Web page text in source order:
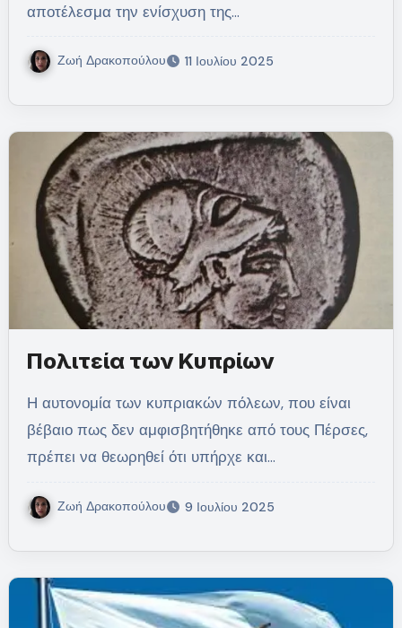
αποτέλεσμα την ενίσχυση της…
Ζωή Δρακοπούλου 11 Ιουλίου 2025
Πολιτεία των Κυπρίων
Η αυτονομία των κυπριακών πόλεων, που είναι
βέβαιο πως δεν αμφισβητήθηκε από τους Πέρσες,
πρέπει να θεωρηθεί ότι υπήρχε και…
Ζωή Δρακοπούλου 9 Ιουλίου 2025